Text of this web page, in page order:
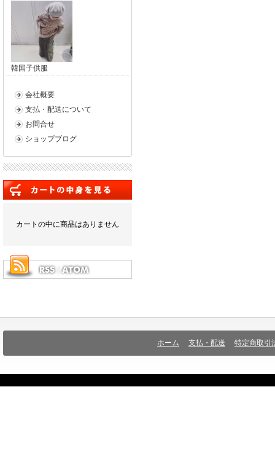
韓国子供服
会社概要
支払・配送について
お問合せ
ショップブログ
カートの中に商品はありません
ホーム 支払・配送 特定商取引